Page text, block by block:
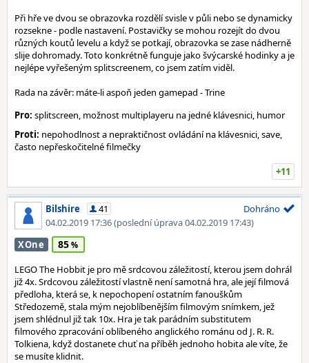
Při hře ve dvou se obrazovka rozdělí svisle v půli nebo se dynamicky
rozsekne - podle nastavení. Postavičky se mohou rozejít do dvou
různých koutů levelu a když se potkají, obrazovka se zase nádherně
slije dohromady. Toto konkrétně funguje jako švýcarské hodinky a je
nejlépe vyřešeným splitscreenem, co jsem zatím viděl.
Rada na závěr: máte-li aspoň jeden gamepad - Trine
Pro: splitscreen, možnost multiplayeru na jedné klávesnici, humor
Proti: nepohodlnost a nepraktičnost ovládání na klávesnici, save,
často nepřeskočitelné filmečky
+11
Bilshire
41
04.02.2019 17:36(poslední úprava 04.02.2019 17:43)
Dohráno
XOne 85
LEGO The Hobbit je pro mě srdcovou záležitostí, kterou jsem dohrál
již 4x. Srdcovou záležitostí vlastně není samotná hra, ale její filmová
předloha, která se, k nepochopení ostatním fanouškům
Středozemě, stala mým nejoblíbenějším filmovým snímkem, jež
jsem shlédnul již tak 10x. Hra je tak parádním substitutem
filmového zpracování oblíbeného anglického románu od J. R. R.
Tolkiena, když dostanete chuť na příběh jednoho hobita ale víte, že
se musíte klidnit.